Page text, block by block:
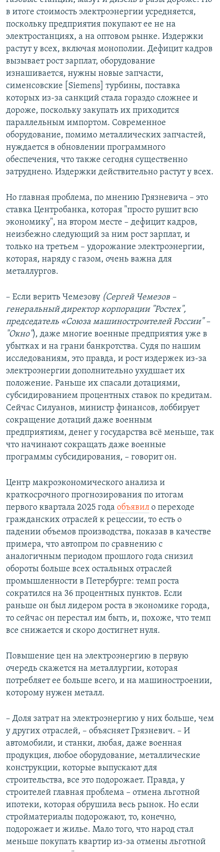
в итоге стоимость электроэнергии усредняется,
поскольку предприятия покупают ее не на
электростанциях, а на оптовом рынке. Издержки
растут у всех, включая монополии. Дефицит кадров
вызывает рост зарплат, оборудование
изнашивается, нужны новые запчасти,
сименсовские [Siemens] турбины, поставка
которых из-за санкций стала гораздо сложнее и
дороже, поскольку закупать их приходится
параллельным импортом. Современное
оборудование, помимо металлических запчастей,
нуждается в обновлении программного
обеспечения, что также сегодня существенно
затруднено. Издержки действительно растут у всех.
Но главная проблема, по мнению Грязневича – это
ставка Центробанка, которая "просто рушит всю
экономику", на втором месте – дефицит кадров,
неизбежно следующий за ним рост зарплат, и
только на третьем – удорожание электроэнергии,
которая, наряду с газом, очень важна для
металлургов.
– Если верить Чемезову (Сергей Чемезов –
генеральный директор корпорации "Ростех",
председатель «Союза машиностроителей России" –
"Окно"), даже многие военные предприятия уже в
убытках и на грани банкротства. Судя по нашим
исследованиям, это правда, и рост издержек из-за
электроэнергии дополнительно ухудшает их
положение. Раньше их спасали дотациями,
субсидированием процентных ставок по кредитам.
Сейчас Силуанов, министр финансов, лоббирует
сокращение дотаций даже военным
предприятиям, денег у государства всё меньше, так
что начинают сокращать даже военные
программы субсидирования, – говорит он.
Центр макроэкономического анализа и
краткосрочного прогнозирования по итогам
первого квартала 2025 года объявил о переходе
гражданских отраслей к рецессии, то есть о
падении объемов производства, показав в качестве
примера, что автопром по сравнению с
аналогичным периодом прошлого года снизил
обороты больше всех остальных отраслей
промышленности в Петербурге: темп роста
сократился на 36 процентных пунктов. Если
раньше он был лидером роста в экономике города,
то сейчас он перестал им быть, и, похоже, что темп
все снижается и скоро достигнет нуля.
Повышение цен на электроэнергию в первую
очередь скажется на металлургии, которая
потребляет ее больше всего, и на машиностроении,
которому нужен металл.
– Доля затрат на электроэнергию у них больше, чем
у других отраслей, – объясняет Грязневич. – И
автомобили, и станки, любая, даже военная
продукция, любое оборудование, металлические
конструкции, которые выпускают для
строительства, все это подорожает. Правда, у
строителей главная проблема – отмена льготной
ипотеки, которая обрушила весь рынок. Но если
стройматериалы подорожают, то, конечно,
подорожает и жилье. Мало того, что народ стал
меньше покупать квартир из-за отмены льготной